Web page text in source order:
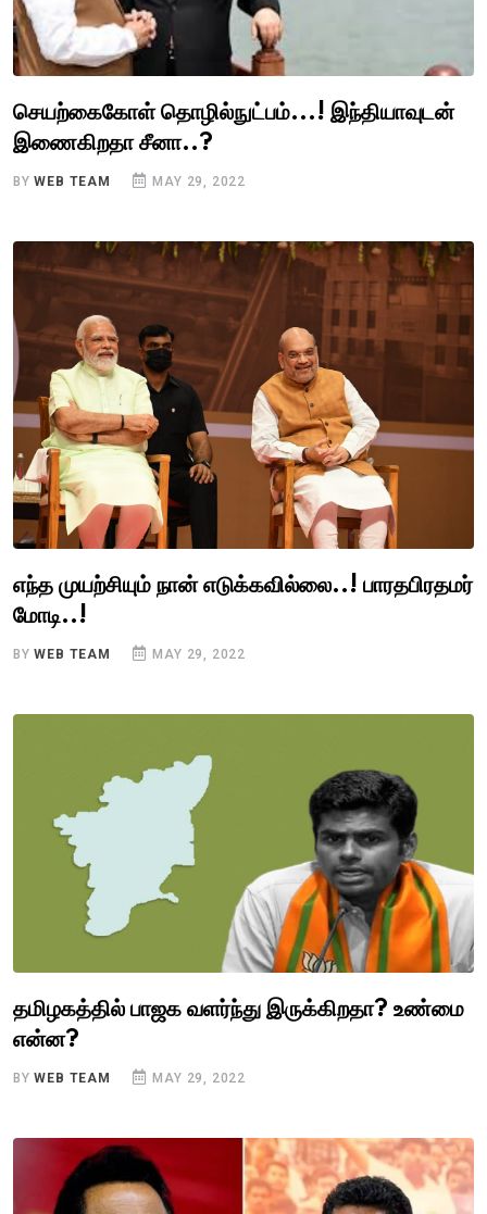
செயற்கைகோள் தொழில்நுட்பம்...! இந்தியாவுடன்
இணைகிறதா சீனா..?
BYWEB TEAM MAY 29, 2022
எந்த முயற்சியும் நான் எடுக்கவில்லை..! பாரதபிரதமர்
மோடி..!
BYWEB TEAM MAY 29, 2022
தமிழகத்தில் பாஜக வளர்ந்து இருக்கிறதா? உண்மை
என்ன?
BYWEB TEAM MAY 29, 2022